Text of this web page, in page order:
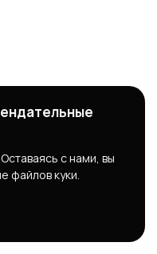
с нами, вы
файлов куки.